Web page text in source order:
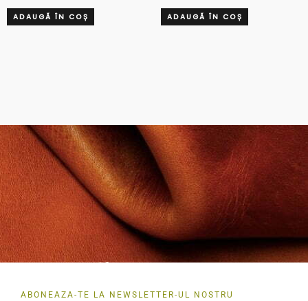
ADAUGĂ ÎN COȘ ADAUGĂ ÎN COȘ
ABONEAZA-TE LA NEWSLETTER-UL NOSTRU